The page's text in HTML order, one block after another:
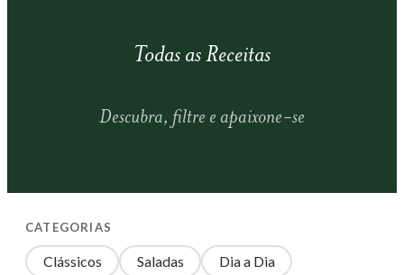
Todas as Receitas
Descubra, filtre e apaixone-se
CATEGORIAS
Clássicos Saladas
Dia a Dia